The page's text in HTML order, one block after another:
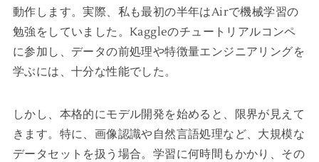
動作します。実際、私も最初の半年はAirで機械学習の
勉強をしていました。Kaggleのチュートリアルコンペ
に参加し、データの前処理や特徴量エンジニアリングを
学ぶには、十分な性能でした。
しかし、本格的にモデル開発を始めると、限界が見えて
きます。特に、画像認識や自然言語処理など、大規模な
データセットを扱う場合。学習に何時間もかかり、その